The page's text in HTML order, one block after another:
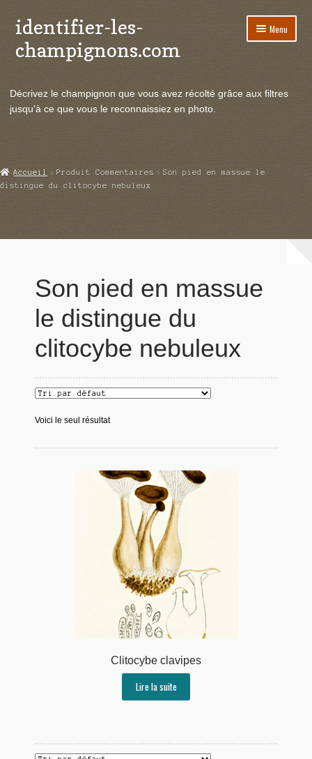
Aller
à
la
Aller
au
contenu
identifier-les-
champignons.com
Menu
le
Actualités
Echanges et contacts
Décrivez le champignon que vous avez récolté grâce aux filtres
jusqu'à ce que vous le reconnaissiez en photo.
Accueil Produit Commentaires
Son pied en massue le
distingue du clitocybe nebuleux
Son pied en massue
le distingue du
clitocybe nebuleux
Voici le seul résultat
Clitocybe clavipes
Lire la suite